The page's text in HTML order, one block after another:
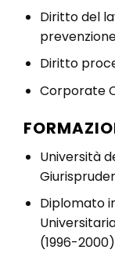
Diritto del
Diritto
Corporate
Università
Diplomato
(1996-2000)